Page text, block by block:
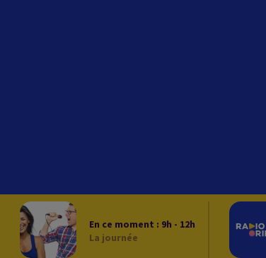
En ce moment : 9h - 12h
La journée